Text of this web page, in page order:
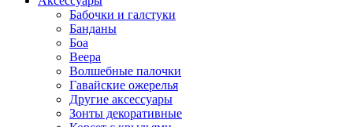
Бабочки и галстуки
Банданы
Боа
Веера
Волшебные палочки
Гавайские ожерелья
Другие аксессуары
Зонты декоративные